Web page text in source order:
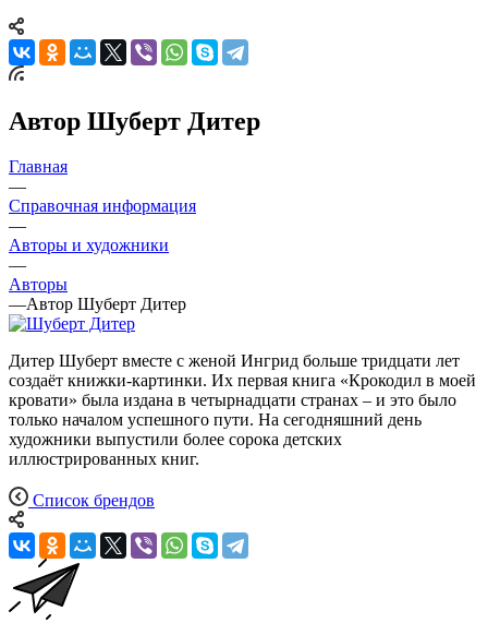
Автор Шуберт Дитер
Главная
—
Справочная информация
—
Авторы и художники
—
Авторы
—Автор Шуберт Дитер
Дитер Шуберт вместе с женой Ингрид больше тридцати лет
создаёт книжки-картинки. Их первая книга «Крокодил в моей
кровати» была издана в четырнадцати странах – и это было
только началом успешного пути. На сегодняшний день
художники выпустили более сорока детских
иллюстрированных книг.
Список брендов